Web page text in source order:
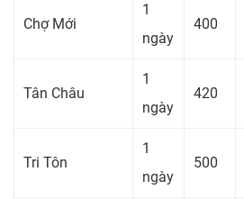
Chợ Mới
1
ngày
400
Tân Châu
1
ngày
420
Tri Tôn
1
ngày
500